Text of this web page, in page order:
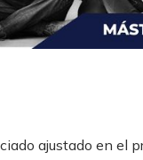
ajustado en el